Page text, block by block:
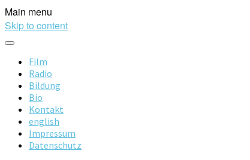
Main menu
Skip to content
Film
Radio
Bildung
Bio
Kontakt
english
Impressum
Datenschutz